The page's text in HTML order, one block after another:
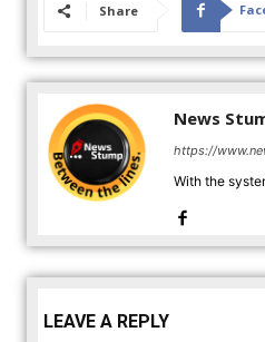
Share
News
https://
With the
LEAVE A REPLY